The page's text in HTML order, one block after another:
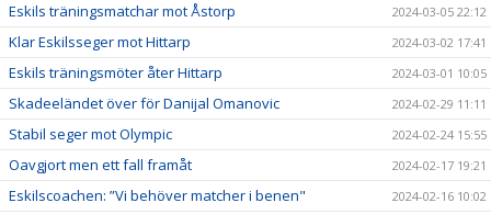
Eskils träningsmatchar mot Åstorp 2024-03-05 22:12
Klar Eskilsseger mot Hittarp 2024-03-02 17:41
Eskils träningsmöter åter Hittarp 2024-03-01 10:05
Skadeeländet över för Danijal Omanovic 2024-02-29 11:11
Stabil seger mot Olympic 2024-02-24 15:55
Oavgjort men ett fall framåt 2024-02-17 19:21
Eskilscoachen: ”Vi behöver matcher i benen" 2024-02-16 10:02